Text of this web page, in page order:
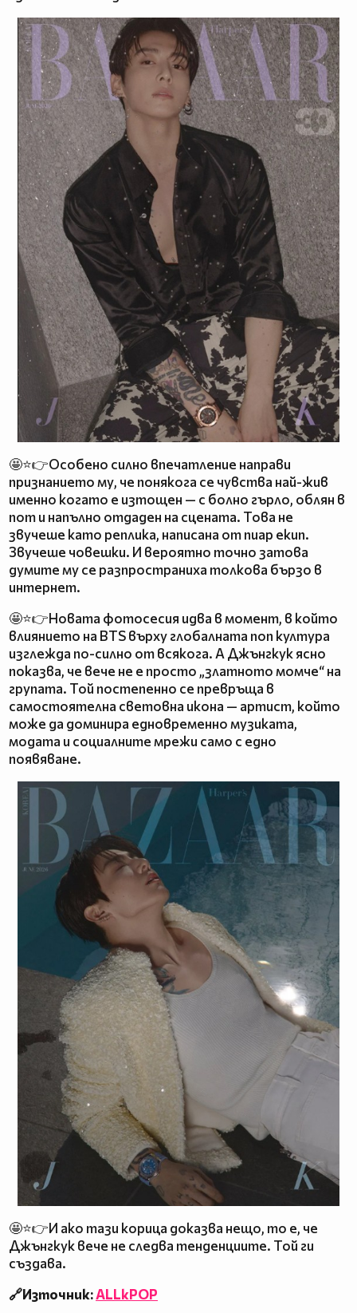
🤩⭐👉Особено силно впечатление направи
признанието му, че понякога се чувства най-жив
именно когато е изтощен — с болно гърло, облян в
пот и напълно отдаден на сцената. Това не
звучеше като реплика, написана от пиар екип.
Звучеше човешки. И вероятно точно затова
думите му се разпространиха толкова бързо в
интернет.
🤩⭐👉Новата фотосесия идва в момент, в който
влиянието на BTS върху глобалната поп култура
изглежда по-силно от всякога. А Джънгкук ясно
показва, че вече не е просто „златното момче“ на
групата. Той постепенно се превръща в
самостоятелна световна икона — артист, който
може да доминира едновременно музиката,
модата и социалните мрежи само с едно
появяване.
🤩⭐👉И ако тази корица доказва нещо, то е, че
Джънгкук вече не следва тенденциите. Той ги
създава.
🔗Източник:ALLkPOP